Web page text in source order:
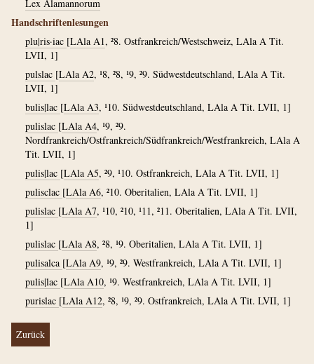
Lex Alamannorum
Handschriftenlesungen
plu|ris·iac [LAla A1, ²8. Ostfrankreich/Westschweiz, LAla A Tit.
LVII, 1]
pulslac [LAla A2, ¹8, ²8, ¹9, ²9. Südwestdeutschland, LAla A Tit.
LVII, 1]
bulis|lac [LAla A3, ¹10. Südwestdeutschland, LAla A Tit. LVII, 1]
pulislac [LAla A4, ¹9, ²9.
Nordfrankreich/Ostfrankreich/Südfrankreich/Westfrankreich, LAla A
Tit. LVII, 1]
pulis|lac [LAla A5, ²9, ¹10. Ostfrankreich, LAla A Tit. LVII, 1]
pulisclac [LAla A6, ²10. Oberitalien, LAla A Tit. LVII, 1]
pulislac [LAla A7, ¹10, ²10, ¹11, ²11. Oberitalien, LAla A Tit. LVII,
1]
pulislac [LAla A8, ²8, ¹9. Oberitalien, LAla A Tit. LVII, 1]
pulisalca [LAla A9, ¹9, ²9. Westfrankreich, LAla A Tit. LVII, 1]
pulis|lac [LAla A10, ¹9. Westfrankreich, LAla A Tit. LVII, 1]
purislac [LAla A12, ²8, ¹9, ²9. Ostfrankreich, LAla A Tit. LVII, 1]
Zurück